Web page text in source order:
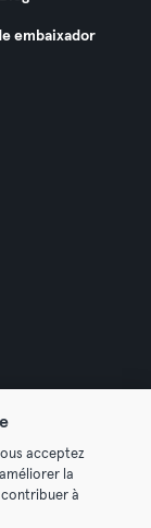
embaixador
reserved.
acceptez
la
contribuer à